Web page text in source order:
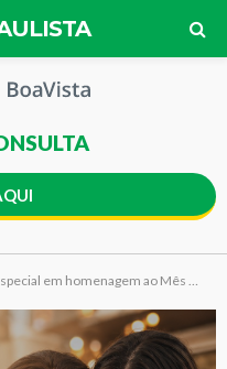
em homenagem ao Mês das Mães.